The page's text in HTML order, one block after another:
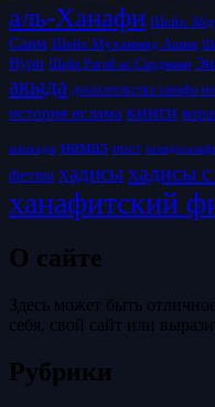
аль-Ханафи Шейх
Саим Шейх Мухаммад Ашик
Нури Шейх Рагиб ас-Сирджани
акыда доказательства ханафи
история ислама книги
манхадж намаз пост
фетвы хадисыхадисы
ханафитский
О сайте
Здесь может быть
себя, свой сайт или
Рубрики